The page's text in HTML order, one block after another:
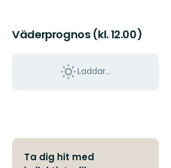
Väderprognos (kl. 12.00)
Laddar...
Ta dig hit med